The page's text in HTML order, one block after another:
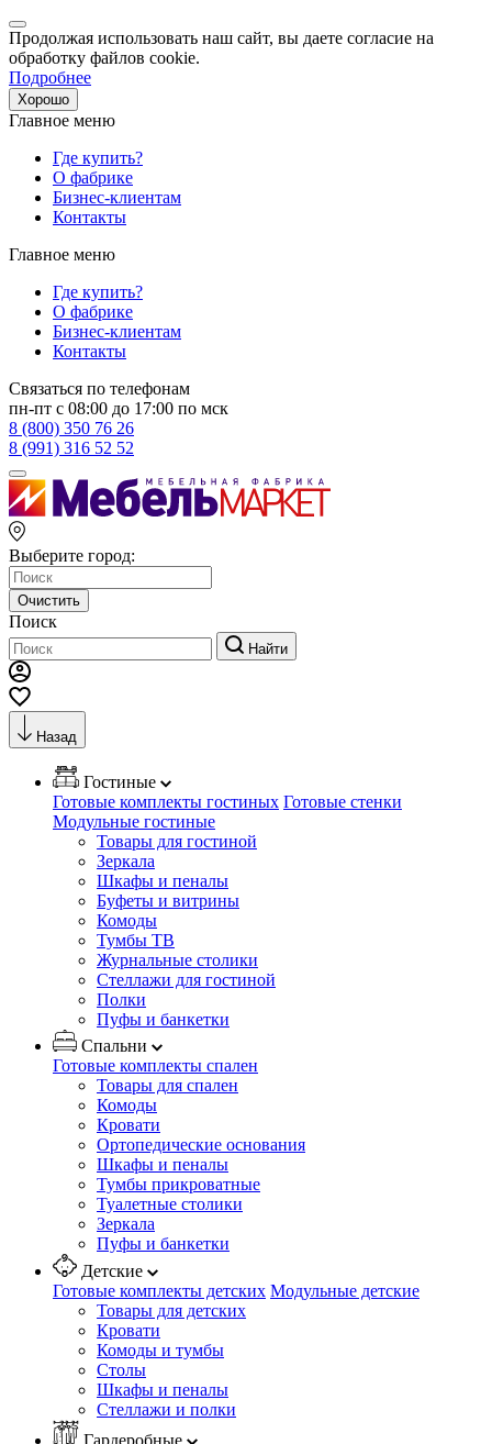
Продолжая использовать наш сайт, вы даете согласие на
обработку файлов cookie.
Подробнее
Хорошо
Главное меню
Где купить?
О фабрике
Бизнес-клиентам
Контакты
Главное меню
Где купить?
О фабрике
Бизнес-клиентам
Контакты
Связаться по телефонам
пн-пт с 08:00 до 17:00 по мск
8 (800) 350 76 26
8 (991) 316 52 52
Выберите город:
Очистить
Поиск
Найти
Назад
Гостиные
Готовые комплекты гостиных Готовые стенки
Модульные гостиные
Товары для гостиной
Зеркала
Шкафы и пеналы
Буфеты и витрины
Комоды
Тумбы ТВ
Журнальные столики
Стеллажи для гостиной
Полки
Пуфы и банкетки
Спальни
Готовые комплекты спален
Товары для спален
Комоды
Кровати
Ортопедические основания
Шкафы и пеналы
Тумбы прикроватные
Туалетные столики
Зеркала
Пуфы и банкетки
Детские
Готовые комплекты детских Модульные детские
Товары для детских
Кровати
Комоды и тумбы
Столы
Шкафы и пеналы
Стеллажи и полки
Гардеробные